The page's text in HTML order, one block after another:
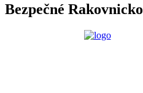
Bezpečné Rakovnicko